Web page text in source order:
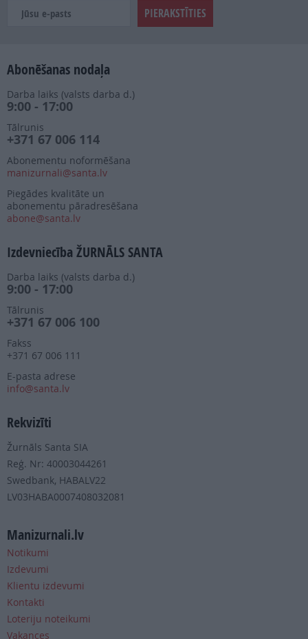
Abonēšanas nodaļa
Darba laiks (valsts darba d.)
9:00 - 17:00
Tālrunis
+371 67 006 114
Abonementu noformēšana
manizurnali@santa.lv
Piegādes kvalitāte un
abonementu pāradresēšana
abone@santa.lv
Izdevniecība ŽURNĀLS SANTA
Darba laiks (valsts darba d.)
9:00 - 17:00
Tālrunis
+371 67 006 100
Fakss
+371 67 006 111
E-pasta adrese
info@santa.lv
Rekvizīti
Žurnāls Santa SIA
Reģ. Nr: 40003044261
Swedbank, HABALV22
LV03HABA0007408032081
Manizurnali.lv
Notikumi
Izdevumi
Klientu izdevumi
Kontakti
Loteriju noteikumi
Vakances